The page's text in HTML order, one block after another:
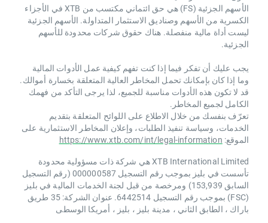
الأسهم الجزئية (FS) هي حق ائتماني مكتسب من XTB ​​في الأجزاء
الكسرية من الأسهم وصناديق الاستثمار المتداولة. الأسهم الجزئية
ليست أداة مالية منفصلة. هناك حقوق شركات محدودة للأسهم
الجزئية.
يجب عليك أن تفكر فيما إذا كنت تفهم كيفية عمل الأدوات المالية
وما إذا كان بإمكانك تحمل المخاطر العالية المتعلقة بخسارة أموالك.
قد لا تكون هذه الأدوات مناسبة للجميع، لذا يرجى التأكد من فهمك
الكامل لجميع المخاطر.
تعرّف بنفسك من خلال الاطلاع على اللوائح المتعلقة بتقديم
الخدمات، وسياسة تنفيذ الطلبات، وإعلان المخاطر الاستثمارية على
الموقع: https://www.xtb.com/int/legal-information
XTB International Limited هي شركة ذات مسؤولية محدودة
تأسست في بليز بموجب رقم التسجيل 000000587 (رقم التسجيل
السابق 153,939) ومرخصة من قبل لجنة الخدمات المالية في بليز
(FSC) بموجب رقم التسجيل 6442514. عنوان الشركة: 35 طريق
باراك ، الطابق الثاني ، مدينة بليز ، بليز ، أمريكا الوسطى